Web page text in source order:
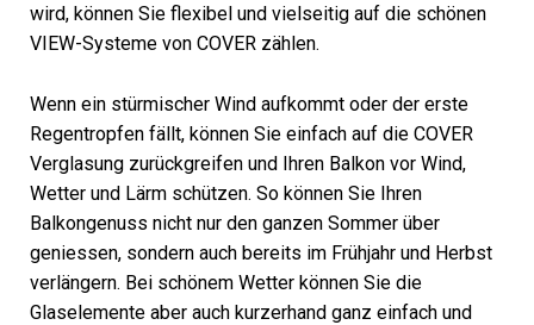
wird, können Sie flexibel und vielseitig auf die schönen
VIEW-Systeme von COVER zählen.
Wenn ein stürmischer Wind aufkommt oder der erste
Regentropfen fällt, können Sie einfach auf die COVER
Verglasung zurückgreifen und Ihren Balkon vor Wind,
Wetter und Lärm schützen. So können Sie Ihren
Balkongenuss nicht nur den ganzen Sommer über
geniessen, sondern auch bereits im Frühjahr und Herbst
verlängern. Bei schönem Wetter können Sie die
Glaselemente aber auch kurzerhand ganz einfach und